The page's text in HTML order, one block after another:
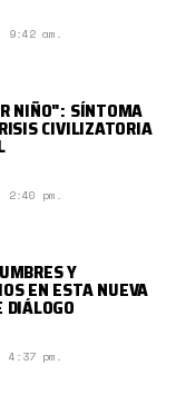
9:42 am.
NIÑO": SÍNTOMA
CIVILIZATORIA
2:40 pm.
Y
EN ESTA NUEVA
DIÁLOGO
4:37 pm.